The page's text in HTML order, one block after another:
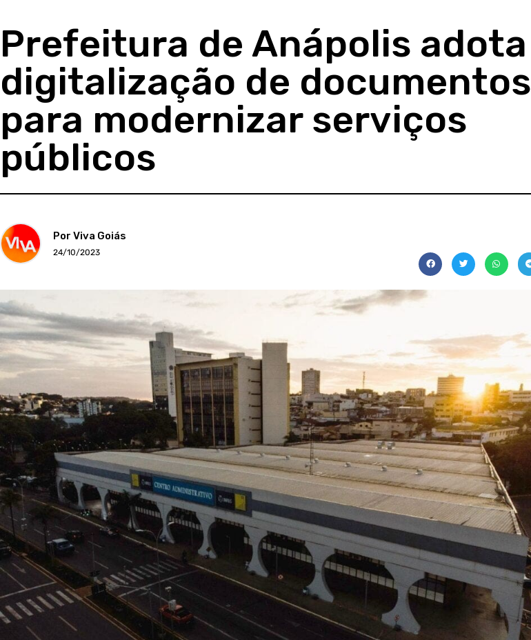
Prefeitura de Anápolis adota
digitalização de documentos
para modernizar serviços
públicos
Por Viva Goiás
24/10/2023